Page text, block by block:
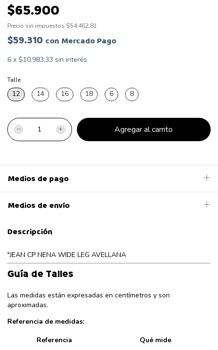
$65.900
Precio sin impuestos $54.462,81
$59.310 con Mercado Pago
6 x $10.983,33 sin interés
Talle
12 14 16 18 6 8
Medios de pago
Medios de envío
Descripción
"JEAN CP NENA WIDE LEG AVELLANA
Guía de Talles
Las medidas están expresadas en centímetros y son
aproximadas.
Referencia de medidas:
Referencia
Qué mide